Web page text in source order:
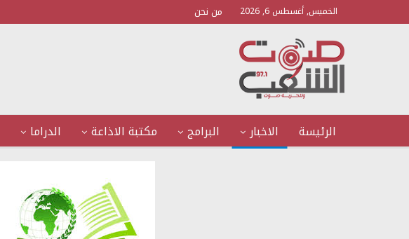
الخميس, أغسطس 6, 2026 من نحن
الرئيسة الاخبار البرامج مكتبة الاذاعة الدراما